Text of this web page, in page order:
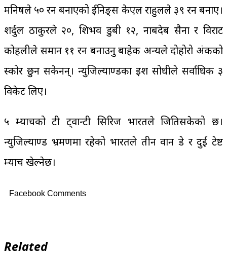
मनिषले ५० रन बनाएको ईनिङ्स केएल राहुलले ३९ रन बनाए।
शर्दुल ठाकुरले २०, शिभव डुबी १२, नाबदेब सैना र विराट
कोहलीले समान ११ रन बनाउनु बाहेक अन्यले दोहोरो अंकको
स्कोर छुन सकेनन्। न्युजिल्याण्डका इश सोधीले सर्वाधिक ३
विकेट लिए।
५ म्याचको टी ट्वान्टी सिरिज भारतले जितिसकेको छ।
न्युजिल्याण्ड भ्रमणमा रहेको भारतले तीन वान डे र दुई टेष्ट
म्याच खेल्नेछ।
Facebook Comments
Related